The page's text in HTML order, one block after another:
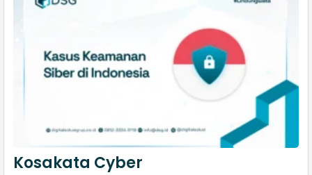
Kosakata Cyber